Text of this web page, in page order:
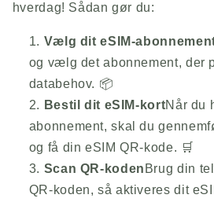
hverdag! Sådan gør du:
Vælg dit eSIM-
og vælg det abonnement, der
databehov. 📦
Bestil dit eSIM-kortNår du
abonnement, skal du
og få din eSIM QR-kode. 🛒
Scan QR-koden Brug din
QR-koden, så aktiveres dit